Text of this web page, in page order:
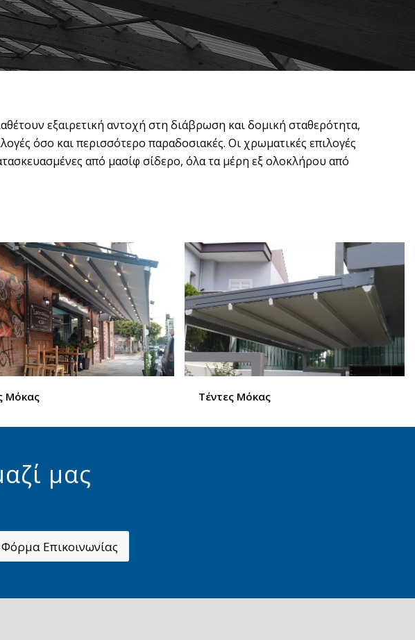
εξαιρετική αντοχή στη διάβρωση και δομική σταθερότητα,
όσο και περισσότερο παραδοσιακές. Οι χρωματικές επιλογές
από μασίφ σίδερο, όλα τα μέρη εξ ολοκλήρου από
Μόκας Τέντες Μόκας
μας
Φόρμα Επικοινωνίας